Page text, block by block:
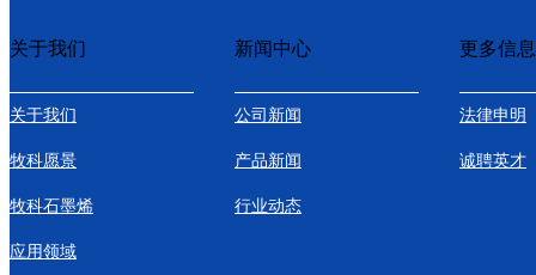
关于我们 新闻中心 更多信息
关于我们
牧科愿景
牧科石墨烯
应用领域
公司新闻
产品新闻
行业动态
法律申明
诚聘英才